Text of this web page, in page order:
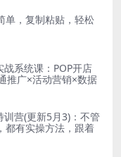
单，复制粘贴，轻松
战系统课：POP开店
推广×活动营销×数据
训营(更新5月3)：不管
都有实操方法，跟着